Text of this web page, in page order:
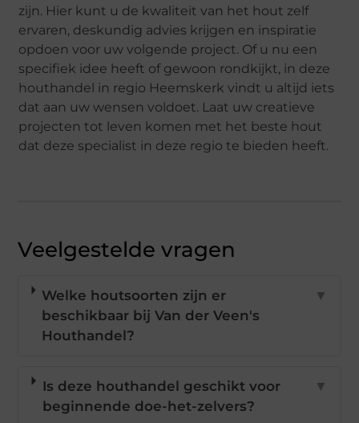
zijn. Hier kunt u de kwaliteit van het hout zelf
ervaren, deskundig advies krijgen en inspiratie
opdoen voor uw volgende project. Of u nu een
specifiek idee heeft of gewoon rondkijkt, in deze
houthandel in regio Heemskerk vindt u altijd iets
dat aan uw wensen voldoet. Laat uw creatieve
projecten tot leven komen met het beste hout
dat deze specialist in deze regio te bieden heeft.
Veelgestelde vragen
Welke houtsoorten zijn er
beschikbaar bij Van der Veen's
Houthandel?
▼
Is deze houthandel geschikt voor
beginnende doe-het-zelvers?
▼